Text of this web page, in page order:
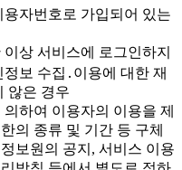
용자번호로 가입되어 있는
상 서비스에 로그인하지
보 수집․이용에 대한 재
않은 경우
하여 이용자의 이용을 제
의 종류 및 기간 등 구체
보원의 공지, 서비스 이용